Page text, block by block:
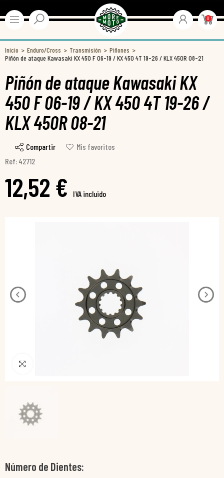
0
Inicio Enduro/Cross Transmisión
Piñones
Piñón de ataque Kawasaki KX 450 F 06-19 / KX 450 4T 19-26 / KLX 450R 08-21
Piñón de ataque Kawasaki KX
450 F 06-19 / KX 450 4T 19-26 /
KLX 450R 08-21
Compartir
Mis favoritos
Ref: 42712
12,52 € IVA incluido
Número de Dientes